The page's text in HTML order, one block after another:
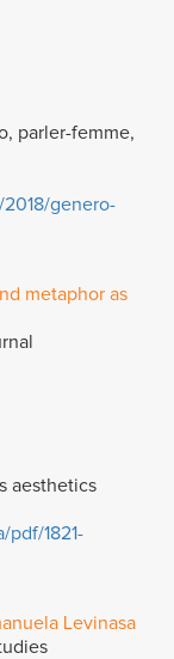
parler-femme,
genero-
metaphor as
aesthetics
pdf/1821-
Levinasa